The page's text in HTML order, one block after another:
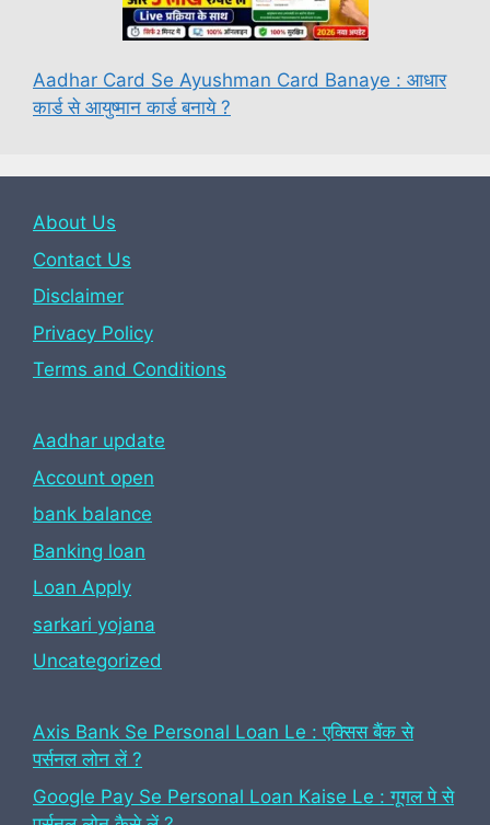
Aadhar Card Se Ayushman Card Banaye : आधार
कार्ड से आयुष्मान कार्ड बनाये ?
About Us
Contact Us
Disclaimer
Privacy Policy
Terms and Conditions
Aadhar update
Account open
bank balance
Banking loan
Loan Apply
sarkari yojana
Uncategorized
Axis Bank Se Personal Loan Le : एक्सिस बैंक से
पर्सनल लोन लें ?
Google Pay Se Personal Loan Kaise Le : गूगल पे से